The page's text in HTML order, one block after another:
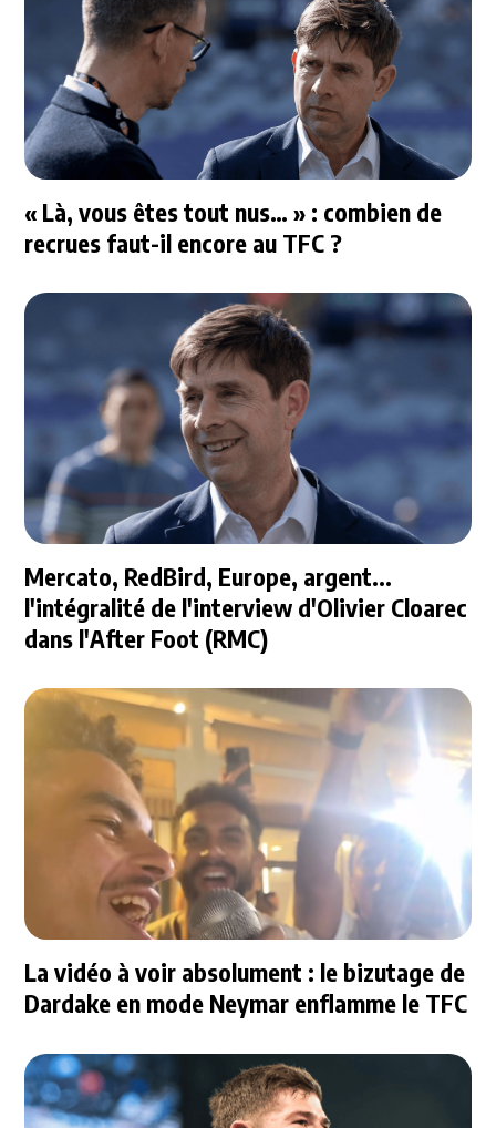
« Là, vous êtes tout nus… » : combien de
recrues faut-il encore au TFC ?
Mercato, RedBird, Europe, argent...
l'intégralité de l'interview d'Olivier Cloarec
dans l'After Foot (RMC)
La vidéo à voir absolument : le bizutage de
Dardake en mode Neymar enflamme le TFC